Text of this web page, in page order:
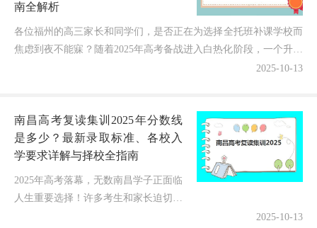
南全解析
各位福州的高三家长和同学们，是否正在为选择全托班补课学校而
焦虑到夜不能寐？随着2025年高考备战进入白热化阶段，一个升学
率高、提分显著的全托班能让孩子轻松冲刺理想大学，但...2025-10-13
南昌高考复读集训2025年分数线
是多少？最新录取标准、各校入
学要求详解与择校全指南
2025年高考落幕，无数南昌学子正面临
人生重要选择！许多考生和家长迫切想
2025-10-13